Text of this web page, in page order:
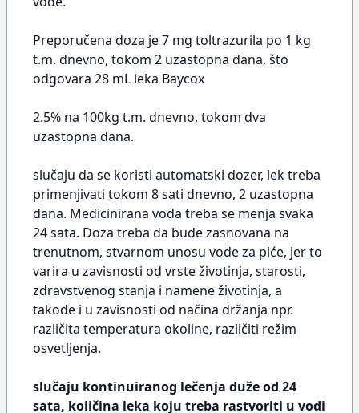
Preporučena doza je 7 mg toltrazurila po 1 kg
t.m. dnevno, tokom 2 uzastopna dana, što
odgovara 28 mL leka Baycox
2.5% na 100kg t.m. dnevno, tokom dva
uzastopna dana.
slučaju da se koristi automatski dozer, lek treba
primenjivati tokom 8 sati dnevno, 2 uzastopna
dana. Medicinirana voda treba se menja svaka
24 sata. Doza treba da bude zasnovana na
trenutnom, stvarnom unosu vode za piće, jer to
varira u zavisnosti od vrste životinja, starosti,
zdravstvenog stanja i namene životinja, a
takođe i u zavisnosti od načina držanja npr.
različita temperatura okoline, različiti režim
osvetljenja.
slučaju kontinuiranog lečenja duže od 24
sata, količina leka koju treba rastvoriti u vodi